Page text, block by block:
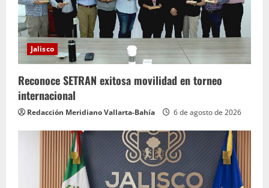
Jalisco
Reconoce SETRAN exitosa movilidad en torneo
internacional
Redacción Meridiano Vallarta-Bahía 6 de agosto de 2026